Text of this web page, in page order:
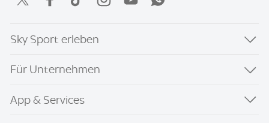
Sky Sport erleben
Für Unternehmen
App & Services